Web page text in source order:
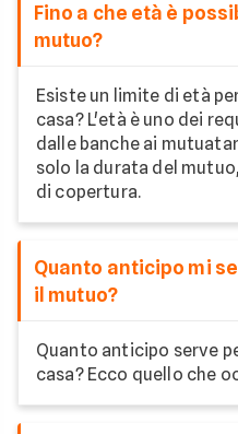
Fino a che età è
mutuo?
Esiste un limite di età
casa? L'età è uno dei
dalle banche ai
solo la durata del
di copertura.
Quanto anticipo mi
il mutuo?
Quanto anticipo serve
casa? Ecco quello che